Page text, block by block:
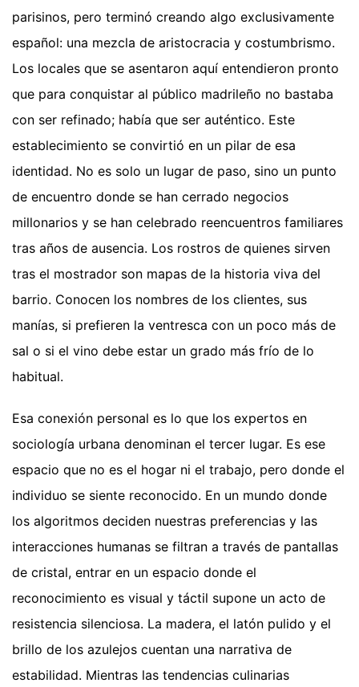
parisinos, pero terminó creando algo exclusivamente
español: una mezcla de aristocracia y costumbrismo.
Los locales que se asentaron aquí entendieron pronto
que para conquistar al público madrileño no bastaba
con ser refinado; había que ser auténtico. Este
establecimiento se convirtió en un pilar de esa
identidad. No es solo un lugar de paso, sino un punto
de encuentro donde se han cerrado negocios
millonarios y se han celebrado reencuentros familiares
tras años de ausencia. Los rostros de quienes sirven
tras el mostrador son mapas de la historia viva del
barrio. Conocen los nombres de los clientes, sus
manías, si prefieren la ventresca con un poco más de
sal o si el vino debe estar un grado más frío de lo
habitual.
Esa conexión personal es lo que los expertos en
sociología urbana denominan el tercer lugar. Es ese
espacio que no es el hogar ni el trabajo, pero donde el
individuo se siente reconocido. En un mundo donde
los algoritmos deciden nuestras preferencias y las
interacciones humanas se filtran a través de pantallas
de cristal, entrar en un espacio donde el
reconocimiento es visual y táctil supone un acto de
resistencia silenciosa. La madera, el latón pulido y el
brillo de los azulejos cuentan una narrativa de
estabilidad. Mientras las tendencias culinarias